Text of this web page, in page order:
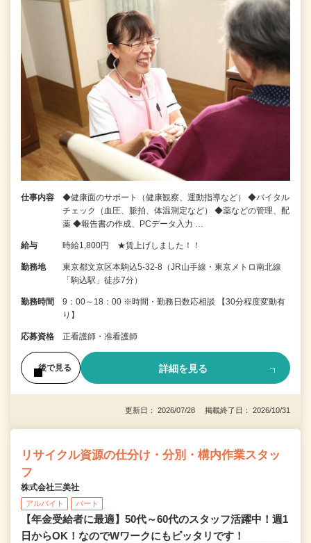
仕事内容
◆健康面のサポート（健康観察、運動指導など） ◆バイタル
チェック（血圧、脈拍、体温測定など） ◆薬などの管理、配
薬 ◆報告書の作成、PCデータ入力 …
給与 時給1,800円 ★賃上げしました！！
勤務地
東京都文京区本駒込5-32-8（JR山手線・東京メトロ南北線
「駒込駅」徒歩7分）
勤務時間
9：00～18：00 ※時間・勤務日数応相談 【30分程度変動有
り】
応募資格 正看護師・准看護師
後で見る 詳細を見る
更新日： 2026/07/28 掲載終了日： 2026/10/31
リサイクル資源の仕分け・分別・構内作業スタッ
フ
株式会社三美社
アルバイト パート
【年金受給者に最適】50代～60代のスタッフ活躍中！週1
日からOK！なのでWワークにもピッタリです！